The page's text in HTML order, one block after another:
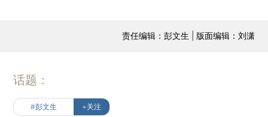
责任编辑：彭文生 | 版面编辑：刘潇
话题：
#彭文生 +关注